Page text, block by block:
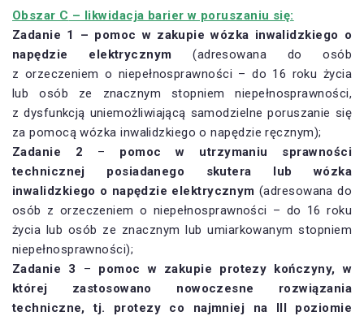
Obszar C – likwidacja barier w poruszaniu się:
Zadanie 1
– pomoc w zakupie wózka inwalidzkiego o
napędzie elektrycznym (adresowana do osób
z orzeczeniem o niepełnosprawności – do 16 roku życia
lub osób ze znacznym stopniem niepełnosprawności,
z dysfunkcją uniemożliwiającą samodzielne poruszanie się
za pomocą wózka inwalidzkiego o napędzie ręcznym);
Zadanie 2 – pomoc w utrzymaniu sprawności
technicznej posiadanego skutera lub wózka
inwalidzkiego o napędzie elektrycznym (adresowana do
osób z orzeczeniem o niepełnosprawności – do 16 roku
życia lub osób ze znacznym lub umiarkowanym stopniem
niepełnosprawności);
Zadanie 3 – pomoc w zakupie protezy kończyny, w
której zastosowano nowoczesne rozwiązania
techniczne, tj. protezy co najmniej na III poziomie